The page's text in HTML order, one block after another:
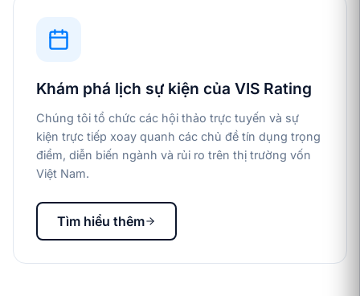
Khám phá lịch sự kiện của VIS Rating
Chúng tôi tổ chức các hội thảo trực tuyến và sự
kiện trực tiếp xoay quanh các chủ đề tín dụng trọng
điểm, diễn biến ngành và rủi ro trên thị trường vốn
Việt Nam.
Tìm hiểu thêm